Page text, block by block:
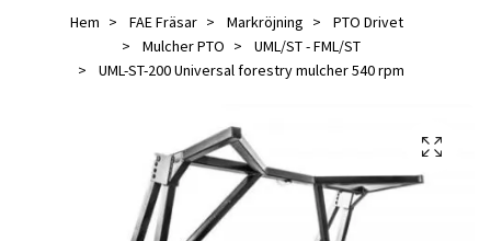
Hem FAE Fräsar Markröjning
PTO Drivet
Mulcher PTO
UML/ST - FML/ST
UML-ST-200 Universal forestry mulcher 540 rpm